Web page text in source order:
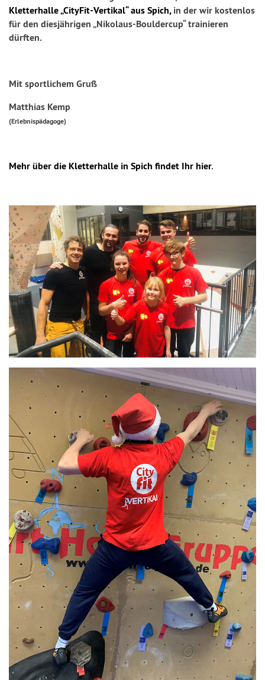
Kletterhalle „CityFit-Vertikal“ aus Spich,in der wir kostenlos
für den diesjährigen „Nikolaus-Bouldercup“ trainieren
dürften.
Mit sportlichem Gruß
Matthias Kemp
(Erlebnispädagoge)
Mehr über die Kletterhalle in Spich findet Ihr hier.